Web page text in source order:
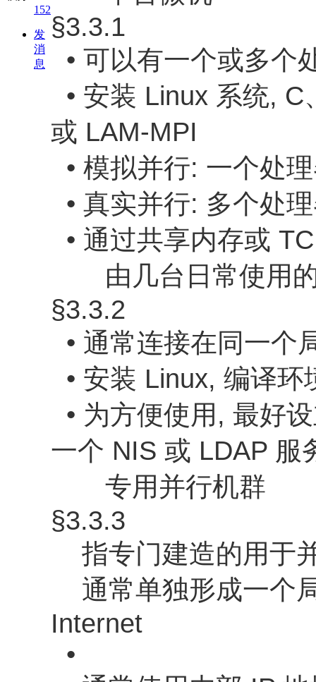
152
发
消
息
§3.3.1
• 可以有一个或多个
• 安装 Linux 系统,
或 LAM-MPI
• 模拟并行: 一个处
• 真实并行: 多个处
• 通过共享内存或
由几台日常使用的
§3.3.2
• 通常连接在同一个
• 安装 Linux, 编译
• 为方便使用, 最好
一个 NIS 或 LDAP 服
专用并行机群
§3.3.3
指专门建造的用于
通常单独形成一个
Internet
•